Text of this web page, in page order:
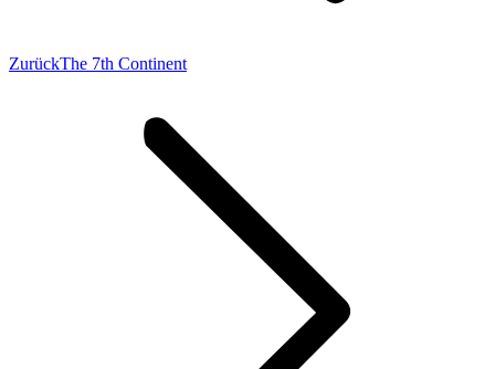
ZurückVorheriger
The 7th Continent